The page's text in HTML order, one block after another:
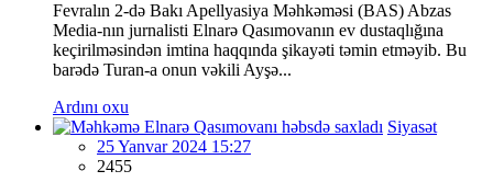
Fevralın 2-də Bakı Apellyasiya Məhkəməsi (BAS) Abzas
Media-nın jurnalisti Elnarə Qasımovanın ev dustaqlığına
keçirilməsindən imtina haqqında şikayəti təmin etməyib. Bu
barədə Turan-a onun vəkili Ayşə...
Ardını oxu
Siyasət
25 Yanvar 2024 15:27
2455